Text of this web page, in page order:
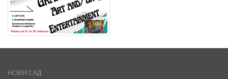
НОВИ САД